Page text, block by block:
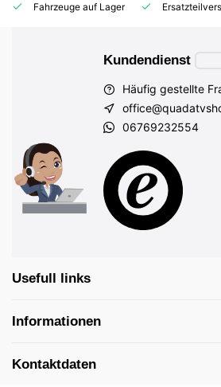
Fahrzeuge auf Lager
Kundendienst
Häufig gestellte
06769232554
Usefull links
Informationen
Kontaktdaten